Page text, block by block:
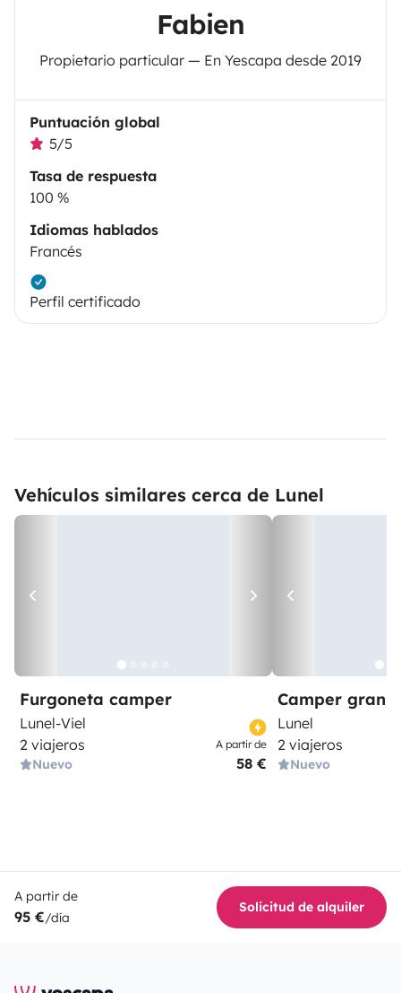
Fabien
Propietario particular — En Yescapa desde 2019
Puntuación global
5/5
Tasa de respuesta
100 %
Idiomas hablados
Francés
Perfil certificado
Vehículos similares cerca de Lunel
Furgoneta camper
Lunel-Viel
2 viajeros
Nuevo
A partir de
58 €
Camper gran
Lunel
2 viajeros
Nuevo
A partir de
95 €/día
Solicitud de alquiler